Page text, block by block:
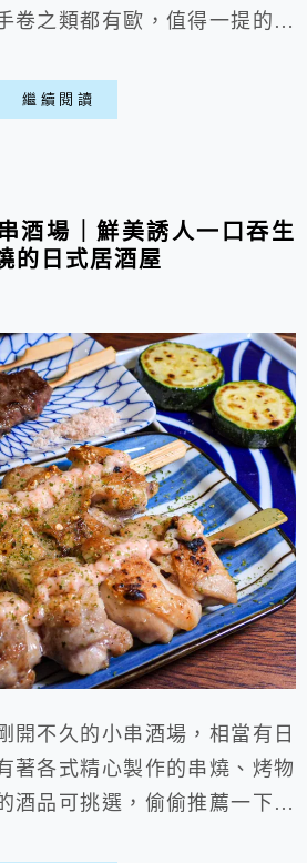
卷之類都有歐，值得一提的是
喵。 一、餐廳環境: ▶外部:
屋，不過這邊停車不太容易，
人一種來到日本的感覺，桌數
提早預約。 ...
繼續閱讀
酒場｜鮮美誘人一口吞生
的日式居酒屋
開不久的小串酒場，相當有日
著各式精心製作的串燒、烤物
酒品可挑選，偷偷推薦一下他